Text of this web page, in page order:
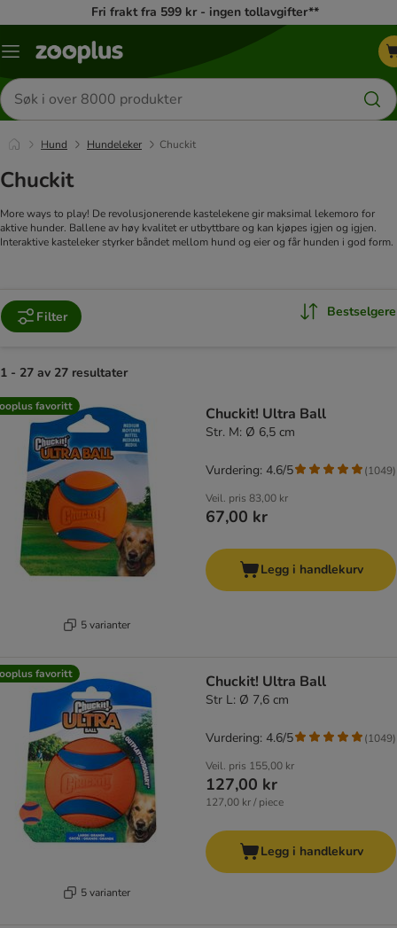
Fri frakt fra 599 kr - ingen tollavgifter**
Katalogmeny
Søk
etter
produkter
Hund Hundeleker Chuckit
Chuckit
More ways to play! De revolusjonerende kastelekene gir maksimal lekemoro for
aktive hunder. Ballene av høy kvalitet er utbyttbare og kan kjøpes igjen og igjen.
Interaktive kasteleker styrker båndet mellom hund og eier og får hunden i god form.
Filter Bestselgere
1 - 27 av 27 resultater
product items have been changed
favoritt
5 varianter
Chuckit! Ultra Ball
Str. M: Ø 6,5 cm
Veil. pris 83,00 kr
67,00 kr
Vurdering: 4.6/5 (1049)
Legg i handlekurv
favoritt
5 varianter
Chuckit! Ultra Ball
Str L: Ø 7,6 cm
Veil. pris 155,00 kr
127,00 kr
127,00 kr / piece
Vurdering: 4.6/5 (1049)
Legg i handlekurv